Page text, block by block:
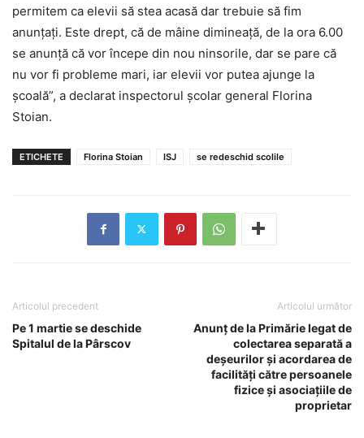
permitem ca elevii să stea acasă dar trebuie să fim
anunţaţi. Este drept, că de mâine dimineaţă, de la ora 6.00
se anunţă că vor începe din nou ninsorile, dar se pare că
nu vor fi probleme mari, iar elevii vor putea ajunge la
şcoală”, a declarat inspectorul şcolar general Florina
Stoian.
ETICHETE Florina Stoian ISJ se redeschid scolile
Articolul precedent
Pe 1 martie se deschide
Spitalul de la Pârscov
Articolul următor
Anunț de la Primărie legat de
colectarea separată a
deșeurilor și acordarea de
facilități către persoanele
fizice și asociațiile de
proprietar